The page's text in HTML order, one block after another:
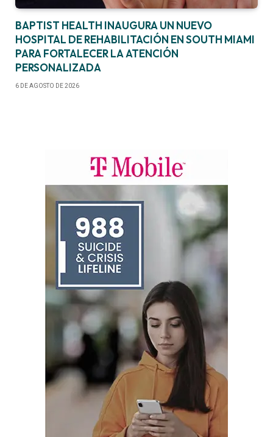
BAPTIST HEALTH INAUGURA UN NUEVO
HOSPITAL DE REHABILITACIÓN EN SOUTH MIAMI
PARA FORTALECER LA ATENCIÓN
PERSONALIZADA
6 DE AGOSTO DE 2026